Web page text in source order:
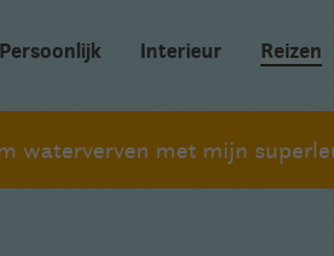
Persoonlijk Interieur Reizen
waterverven met mijn